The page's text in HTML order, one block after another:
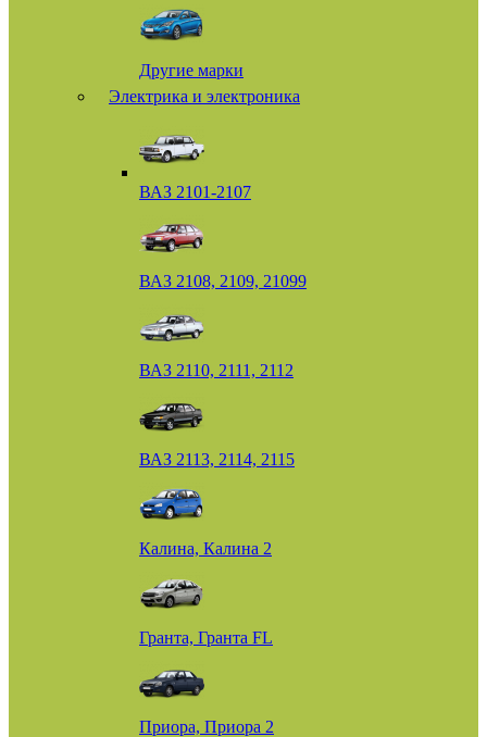
Другие марки
Электрика и электроника
ВАЗ 2101-2107
ВАЗ 2108, 2109, 21099
ВАЗ 2110, 2111, 2112
ВАЗ 2113, 2114, 2115
Калина, Калина 2
Гранта, Гранта FL
Приора, Приора 2